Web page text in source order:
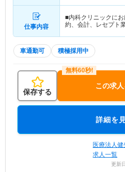
仕事内容
■内科クリニックに
約、会計、レセプト
車通勤可 積極採用中
保存する
この求
詳細を
医療法人
求人一覧
更新